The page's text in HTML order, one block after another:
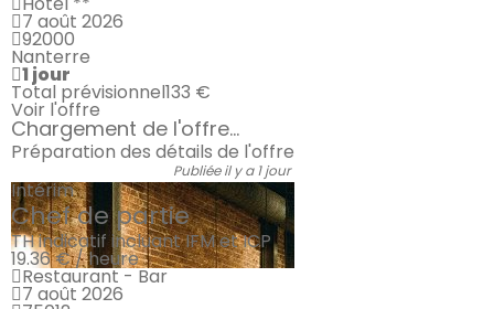
7 août 2026
92000
Nanterre
1 jour
Total prévisionnel133 €
Voir l'offre
Chargement de l'offre...
Préparation des détails de l'offre
Publiée il y a 1 jour
Intérim
Chef de partie
TH indicatif incluant IFM et ICP
19.36 € / heure
Restaurant - Bar
7 août 2026